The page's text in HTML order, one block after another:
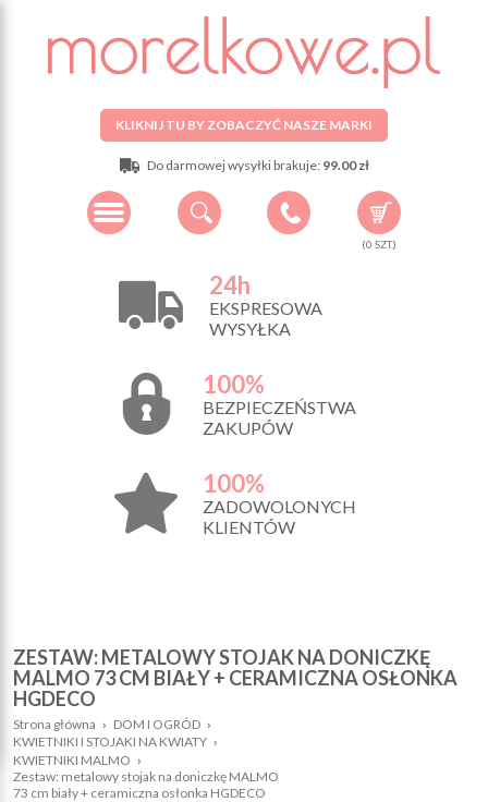
KLIKNIJ TU BY ZOBACZYĆ NASZE MARKI
Do darmowej wysyłki brakuje: 99.00 zł
(0 SZT.)
24h
EKSPRESOWA
WYSYŁKA
100%
BEZPIECZEŃSTWA
ZAKUPÓW
100%
ZADOWOLONYCH
KLIENTÓW
ZESTAW: METALOWY STOJAK NA DONICZKĘ
MALMO 73 CM BIAŁY + CERAMICZNA OSŁONKA
HGDECO
Strona główna › DOM I OGRÓD ›
KWIETNIKI I STOJAKI NA KWIATY ›
KWIETNIKI MALMO ›
Zestaw: metalowy stojak na doniczkę MALMO
73 cm biały + ceramiczna osłonka HGDECO